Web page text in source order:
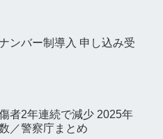
ンバー制導入 申し込み受
者2年連続で減少 2025年
／警察庁まとめ